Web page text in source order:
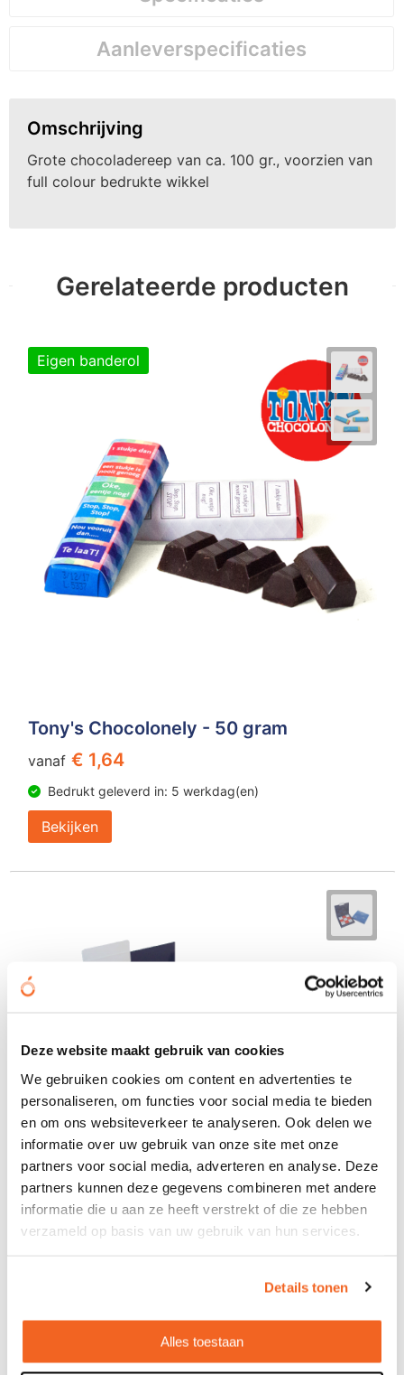
Deze website maakt gebruik van cookies
We gebruiken cookies om content en advertenties te
personaliseren, om functies voor social media te bieden
en om ons websiteverkeer te analyseren. Ook delen we
informatie over uw gebruik van onze site met onze
partners voor social media, adverteren en analyse. Deze
partners kunnen deze gegevens combineren met andere
informatie die u aan ze heeft verstrekt of die ze hebben
verzameld op basis van uw gebruik van hun services.
Details tonen
Alles toestaan
Aanleverspecificaties
Omschrijving
Grote chocoladereep van ca. 100 gr., voorzien van
full colour bedrukte wikkel
Gerelateerde producten
Eigen banderol
Tony's Chocolonely - 50 gram
vanaf € 1,64
Bedrukt geleverd in: 5 werkdag(en)
Bekijken
5gr fijnste Belgische Barry Callebaut
melkchocolade